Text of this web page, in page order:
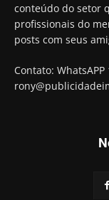
conteúdo do setor
profissionais do
posts com seus
Contato: